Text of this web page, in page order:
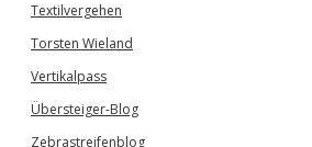
Textilvergehen
Torsten Wieland
Vertikalpass
Übersteiger-Blog
Zebrastreifenblog